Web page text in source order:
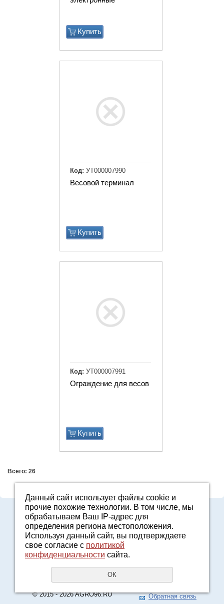
Купить
Весовой терминал
Купить
Код: УТ000007990
Ограждение для весов
Купить
Код: УТ000007991
Всего: 26
© 2015 - 2026 AGRO96.RU Обратная связь
8-800-7000-371
2161601@agro96.ru
Политика конфиденциальности
8-800-7000-371
Звонок бесплатный
UR66.TOP
продвижение сайтов URALSOFT
Данный сайт использует файлы cookie и
прочие похожие технологии. В том числе, мы
обрабатываем Ваш IP-адрес для
определения региона местоположения.
Используя данный сайт, вы подтверждаете
свое согласие с политикой
конфиденциальности сайта.
ОК